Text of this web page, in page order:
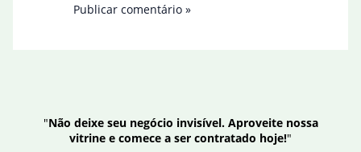
"Não deixe seu negócio invisível. Aproveite nossa
vitrine e comece a ser contratado hoje!"